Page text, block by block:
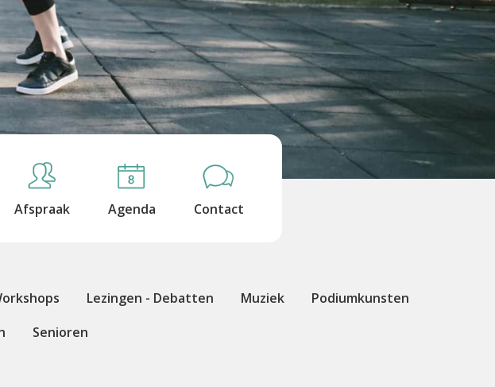
Afspraak Agenda Contact
Lezingen - Debatten Muziek
Podiumkunsten
Senioren